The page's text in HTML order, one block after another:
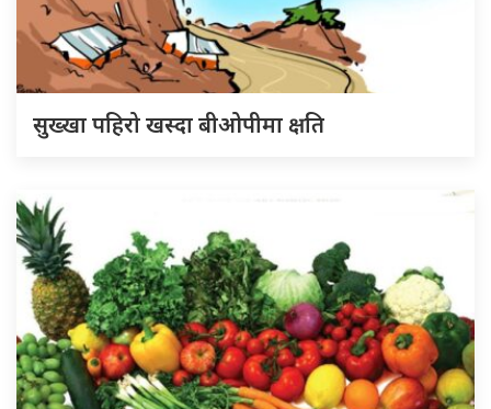
सुख्खा पहिरो खस्दा बीओपीमा क्षति